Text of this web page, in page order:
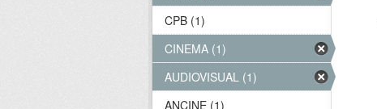
CPB (1)
CINEMA (1)
AUDIOVISUAL (1)
ANCINE (1)